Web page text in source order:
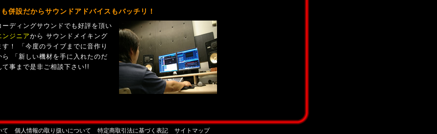
併設だからサウンドアドバイスもバッチリ！
ディングサウンドでも好評を頂い
ンジニアから サウンドメイキング
！ 「今度のライブまでに音作り
「新しい機材を手に入れたのだ
事まで是非ご相談下さい!!
て 個人情報の取り扱いについて 特定商取引法に基づく表記 サイトマップ